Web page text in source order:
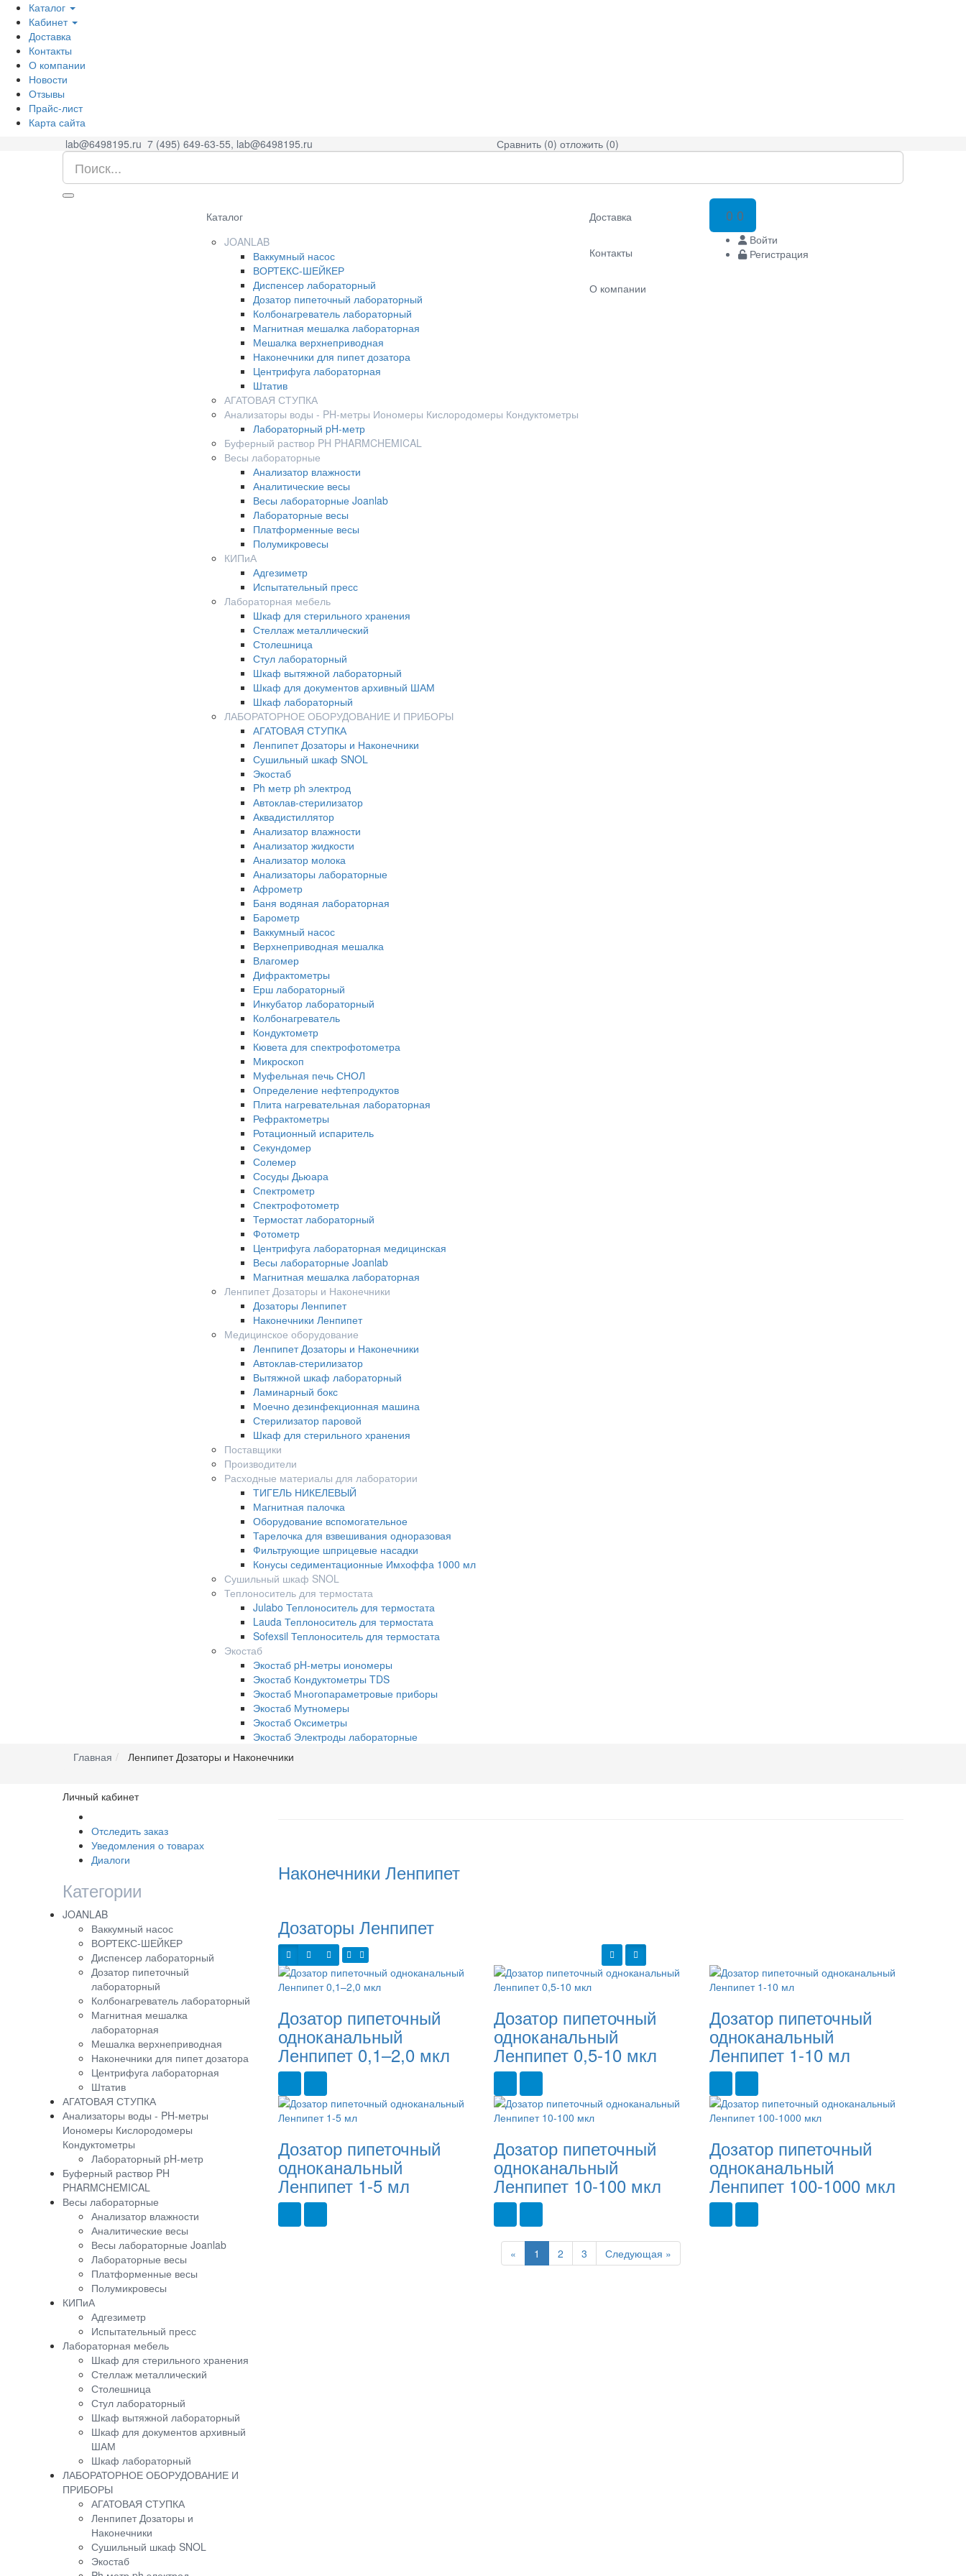
Каталог
Кабинет
Доставка
Контакты
О компании
Новости
Отзывы
Прайс-лист
Карта сайта
lab@6498195.ru 7 (495) 649-63-55, lab@6498195.ru Сравнить (0) отложить (0)
Каталог
JOANLAB
Ваккумный насос
ВОРТЕКС-ШЕЙКЕР
Диспенсер лабораторный
Дозатор пипеточный лабораторный
Колбонагреватель лабораторный
Магнитная мешалка лабораторная
Мешалка верхнеприводная
Наконечники для пипет дозатора
Центрифуга лабораторная
Штатив
АГАТОВАЯ СТУПКА
Анализаторы воды - PH-метры Иономеры Кислородомеры Кондуктометры
Лабораторный pH-метр
Буферный раствор PH PHARMCHEMICAL
Весы лабораторные
Анализатор влажности
Аналитические весы
Весы лабораторные Joanlab
Лабораторные весы
Платформенные весы
Полумикровесы
КИПиА
Адгезиметр
Испытательный пресс
Лабораторная мебель
Шкаф для стерильного хранения
Стеллаж металлический
Столешница
Стул лабораторный
Шкаф вытяжной лабораторный
Шкаф для документов архивный ШАМ
Шкаф лабораторный
ЛАБОРАТОРНОЕ ОБОРУДОВАНИЕ И ПРИБОРЫ
АГАТОВАЯ СТУПКА
Ленпипет Дозаторы и Наконечники
Сушильный шкаф SNOL
Экостаб
Ph метр ph электрод
Автоклав-стерилизатор
Аквадистиллятор
Анализатор влажности
Анализатор жидкости
Анализатор молока
Анализаторы лабораторные
Афрометр
Баня водяная лабораторная
Барометр
Ваккумный насос
Верхнеприводная мешалка
Влагомер
Дифрактометры
Ерш лабораторный
Инкубатор лабораторный
Колбонагреватель
Кондуктометр
Кювета для спектрофотометра
Микроскоп
Муфельная печь СНОЛ
Определение нефтепродуктов
Плита нагревательная лабораторная
Рефрактометры
Ротационный испаритель
Секундомер
Солемер
Сосуды Дьюара
Спектрометр
Спектрофотометр
Термостат лабораторный
Фотометр
Центрифуга лабораторная медицинская
Весы лабораторные Joanlab
Магнитная мешалка лабораторная
Ленпипет Дозаторы и Наконечники
Дозаторы Ленпипет
Наконечники Ленпипет
Медицинское оборудование
Ленпипет Дозаторы и Наконечники
Автоклав-стерилизатор
Вытяжной шкаф лабораторный
Ламинарный бокс
Моечно дезинфекционная машина
Стерилизатор паровой
Шкаф для стерильного хранения
Поставщики
Производители
Расходные материалы для лаборатории
ТИГЕЛЬ НИКЕЛЕВЫЙ
Магнитная палочка
Оборудование вспомогательное
Тарелочка для взвешивания одноразовая
Фильтрующие шприцевые насадки
Конусы седиментационные Имхоффа 1000 мл
Сушильный шкаф SNOL
Теплоноситель для термостата
Julabo Теплоноситель для термостата
Lauda Теплоноситель для термостата
Sofexsil Теплоноситель для термостата
Экостаб
Экостаб pH-метры иономеры
Экостаб Кондуктометры TDS
Экостаб Многопараметровые приборы
Экостаб Мутномеры
Экостаб Оксиметры
Экостаб Электроды лабораторные
Доставка
Контакты
О компании
0 0
Войти
Регистрация
Главная Ленпипет Дозаторы и Наконечники
Личный кабинет
Отследить заказ
Уведомления о товарах
Диалоги
Категории
JOANLAB
Ваккумный насос
ВОРТЕКС-ШЕЙКЕР
Диспенсер лабораторный
Дозатор пипеточный
лабораторный
Колбонагреватель лабораторный
Магнитная мешалка
лабораторная
Мешалка верхнеприводная
Наконечники для пипет дозатора
Центрифуга лабораторная
Штатив
АГАТОВАЯ СТУПКА
Анализаторы воды - PH-метры
Иономеры Кислородомеры
Кондуктометры
Лабораторный pH-метр
Буферный раствор PH
PHARMCHEMICAL
Весы лабораторные
Анализатор влажности
Аналитические весы
Весы лабораторные Joanlab
Лабораторные весы
Платформенные весы
Полумикровесы
КИПиА
Адгезиметр
Испытательный пресс
Лабораторная мебель
Шкаф для стерильного хранения
Стеллаж металлический
Столешница
Стул лабораторный
Шкаф вытяжной лабораторный
Шкаф для документов архивный
ШАМ
Шкаф лабораторный
ЛАБОРАТОРНОЕ ОБОРУДОВАНИЕ И
ПРИБОРЫ
АГАТОВАЯ СТУПКА
Ленпипет Дозаторы и
Наконечники
Сушильный шкаф SNOL
Экостаб
Наконечники Ленпипет
Дозаторы Ленпипет
Дозатор пипеточный
одноканальный
Ленпипет 0,1–2,0 мкл
Дозатор пипеточный
одноканальный
Ленпипет 0,5-10 мкл
Дозатор пипеточный
одноканальный
Ленпипет 1-10 мл
Дозатор пипеточный
одноканальный
Ленпипет 1-5 мл
Дозатор пипеточный
одноканальный
Ленпипет 10-100 мкл
Дозатор пипеточный
одноканальный
Ленпипет 100-1000 мкл
« Previous
1 2 3 Следующая »